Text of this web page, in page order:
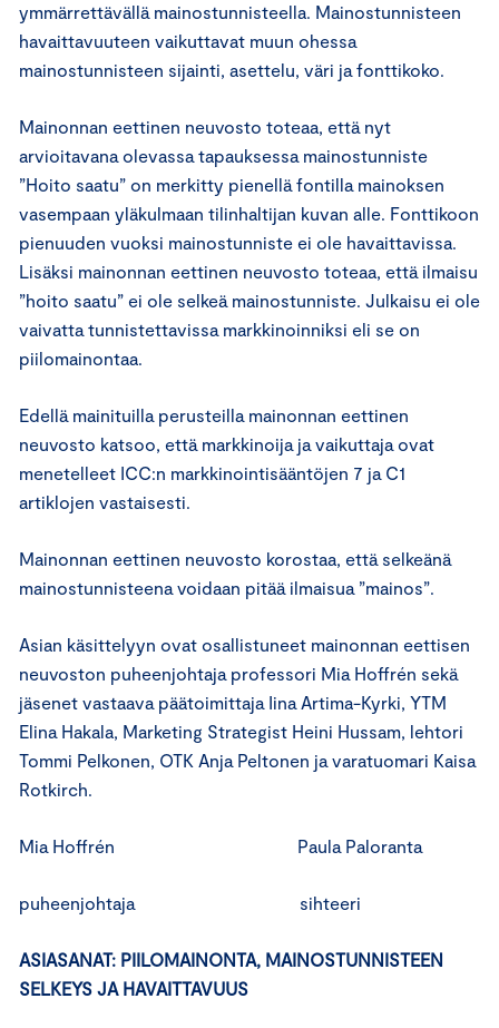
ymmärrettävällä mainostunnisteella. Mainostunnisteen
havaittavuuteen vaikuttavat muun ohessa
mainostunnisteen sijainti, asettelu, väri ja fonttikoko.
Mainonnan eettinen neuvosto toteaa, että nyt
arvioitavana olevassa tapauksessa mainostunniste
”Hoito saatu” on merkitty pienellä fontilla mainoksen
vasempaan yläkulmaan tilinhaltijan kuvan alle. Fonttikoon
pienuuden vuoksi mainostunniste ei ole havaittavissa.
Lisäksi mainonnan eettinen neuvosto toteaa, että ilmaisu
”hoito saatu” ei ole selkeä mainostunniste. Julkaisu ei ole
vaivatta tunnistettavissa markkinoinniksi eli se on
piilomainontaa.
Edellä mainituilla perusteilla mainonnan eettinen
neuvosto katsoo, että markkinoija ja vaikuttaja ovat
menetelleet ICC:n markkinointisääntöjen 7 ja C1
artiklojen vastaisesti.
Mainonnan eettinen neuvosto korostaa, että selkeänä
mainostunnisteena voidaan pitää ilmaisua ”mainos”.
Asian käsittelyyn ovat osallistuneet mainonnan eettisen
neuvoston puheenjohtaja professori Mia Hoffrén sekä
jäsenet vastaava päätoimittaja Iina Artima-Kyrki, YTM
Elina Hakala, Marketing Strategist Heini Hussam, lehtori
Tommi Pelkonen, OTK Anja Peltonen ja varatuomari Kaisa
Rotkirch.
Mia Hoffrén Paula Paloranta
puheenjohtaja sihteeri
ASIASANAT: PIILOMAINONTA, MAINOSTUNNISTEEN
SELKEYS JA HAVAITTAVUUS